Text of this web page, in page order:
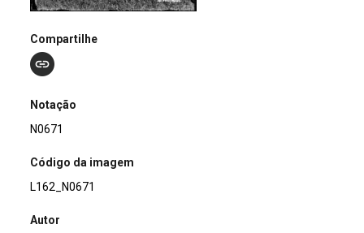
Compartilhe
Notação
N0671
Código da imagem
L162_N0671
Autor